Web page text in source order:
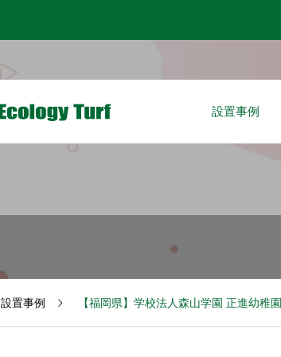
設置事例
設置事例 【福岡県】学校法人森山学園 正進幼稚園